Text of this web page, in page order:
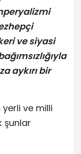
ve siyasi
aykırı bir
yerli ve milli
şunlar